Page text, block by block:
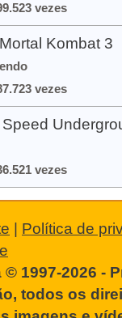
vezes
Kombat 3
vezes
vezes
| Política de
1997-2026 -
todos os